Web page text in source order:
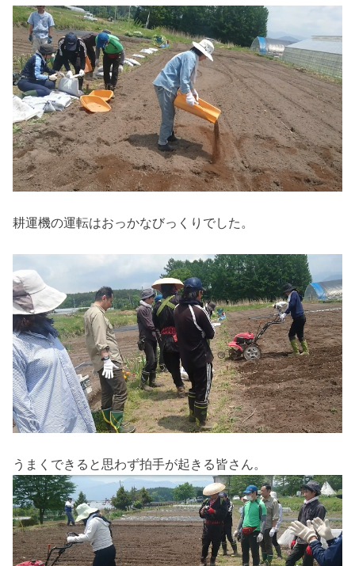
耕運機の運転はおっかなびっくりでした。
うまくできると思わず拍手が起きる皆さん。